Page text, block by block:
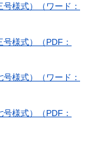
様式）（ワード：
様式）（PDF：
様式）（ワード：
様式）（PDF：